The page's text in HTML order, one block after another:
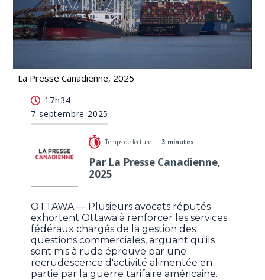
La Presse Canadienne, 2025
de plus d'argent, selon des avocats
17h34
7 septembre 2025
Temps de lecture :3 minutes
Par La Presse Canadienne,
2025
OTTAWA — Plusieurs avocats réputés
exhortent Ottawa à renforcer les services
fédéraux chargés de la gestion des
questions commerciales, arguant qu'ils
sont mis à rude épreuve par une
recrudescence d'activité alimentée en
partie par la guerre tarifaire américaine.